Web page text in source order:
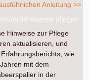
Anleitung >>
pflegen
Hinweise zur Pflege
aktualisieren, und
wie
mit dem
in der